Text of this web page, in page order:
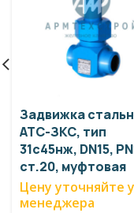
Задвижка
АТС-ЗКС, тип
31с45нж, DN15,
ст.20, муфтовая
Цену уточняйте у
менеджера